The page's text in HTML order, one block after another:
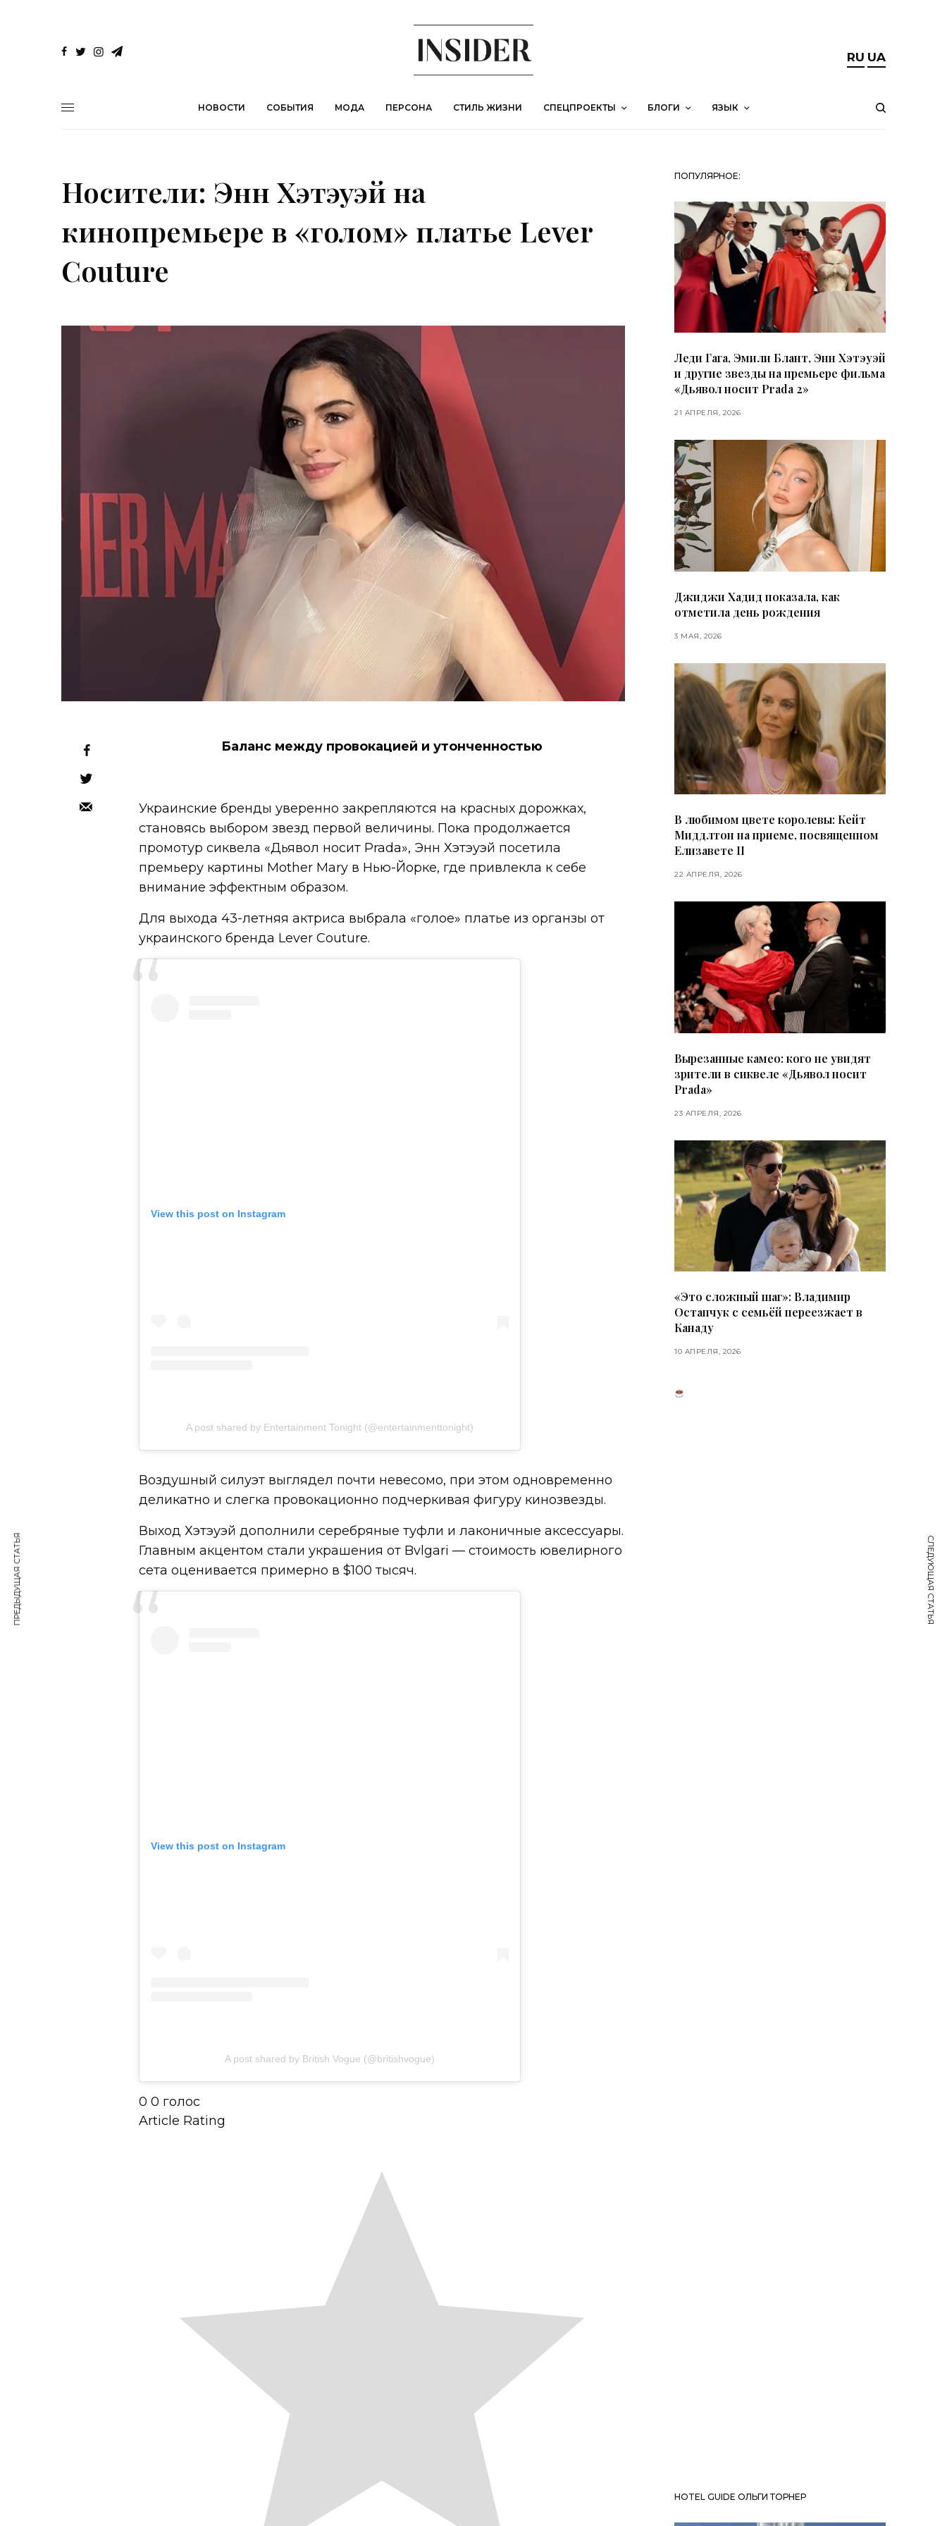
RU UA
НОВОСТИ СОБЫТИЯ МОДА ПЕРСОНА СТИЛЬ ЖИЗНИ СПЕЦПРОЕКТЫ БЛОГИ ЯЗЫК
Носители: Энн Хэтэуэй на
кинопремьере в «голом» платье Lever
Couture
Баланс между провокацией и утонченностью
Украинские бренды уверенно закрепляются на красных дорожках,
становясь выбором звезд первой величины. Пока продолжается
промотур сиквела «Дьявол носит Prada», Энн Хэтэуэй посетила
премьеру картины Mother Mary в Нью-Йорке, где привлекла к себе
внимание эффектным образом.
Для выхода 43-летняя актриса выбрала «голое» платье из органзы от
украинского бренда Lever Couture.
View this post on Instagram
A post shared by Entertainment Tonight (@entertainmenttonight)
Воздушный силуэт выглядел почти невесомо, при этом одновременно
деликатно и слегка провокационно подчеркивая фигуру кинозвезды.
Выход Хэтэуэй дополнили серебряные туфли и лаконичные аксессуары.
Главным акцентом стали украшения от Bvlgari — стоимость ювелирного
сета оценивается примерно в $100 тысяч.
View this post on Instagram
A post shared by British Vogue (@britishvogue)
0 0 голос
Article Rating
ПОПУЛЯРНОЕ:
Леди Гага, Эмили Блант, Энн Хэтэуэй
и другие звезды на премьере фильма
«Дьявол носит Prada 2»
21 АПРЕЛЯ, 2026
Джиджи Хадид показала, как
отметила день рождения
3 МАЯ, 2026
В любимом цвете королевы: Кейт
Миддлтон на приеме, посвященном
Елизавете II
22 АПРЕЛЯ, 2026
Вырезанные камео: кого не увидят
зрители в сиквеле «Дьявол носит
Prada»
23 АПРЕЛЯ, 2026
«Это сложный шаг»: Владимир
Остапчук с семьёй переезжает в
Канаду
10 АПРЕЛЯ, 2026
HOTEL GUIDE ОЛЬГИ ТОРНЕР
ПРЕДЫДУЩАЯ СТАТЬЯ СЛЕДУЮЩАЯ СТАТЬЯ